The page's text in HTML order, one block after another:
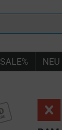
SALE% NEU